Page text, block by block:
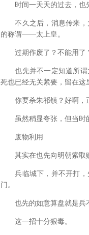
时间一天天的过去，也先
不久之后，消息传来，
的称谓——太上皇。
过期作废了？不能用了
也先并不一定知道所谓
死也已经无关紧要，留在这
你要杀朱祁镇？好啊，正
虽然稍显夸张，但当时
废物利用
其实在也先向明朝索取赎
兵临城下，并不开打，
门。
也先的如意算盘就是兵不
这一招十分狠毒。